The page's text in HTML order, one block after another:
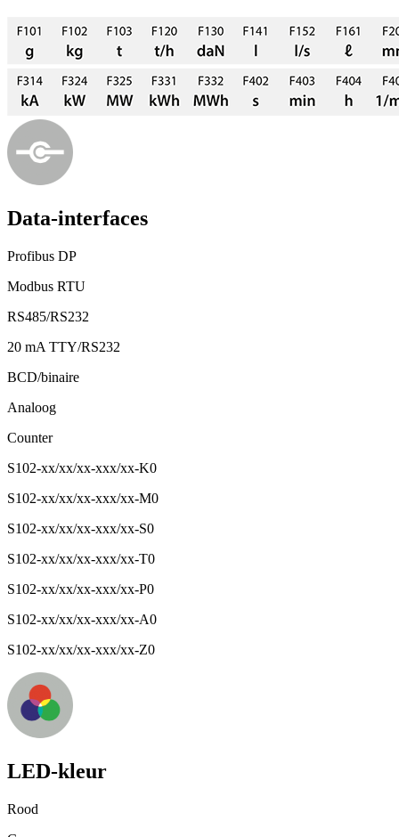
Data-interfaces
Profibus DP
Modbus RTU
RS485/RS232
20 mA TTY/RS232
BCD/binaire
Analoog
Counter
S102-xx/xx/xx-xxx/xx-K0
S102-xx/xx/xx-xxx/xx-M0
S102-xx/xx/xx-xxx/xx-S0
S102-xx/xx/xx-xxx/xx-T0
S102-xx/xx/xx-xxx/xx-P0
S102-xx/xx/xx-xxx/xx-A0
S102-xx/xx/xx-xxx/xx-Z0
LED-kleur
Rood